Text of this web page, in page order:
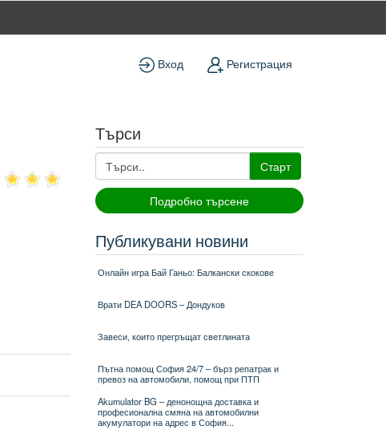
Регистрация
Вход
Търси
Старт
Подробно търсене
Публикувани новини
Онлайн игра Бай Ганьо: Балкански скокове
Врати DEA DOORS – Дондуков
Завеси, които прегръщат светлината
Пътна помощ София 24/7 – бърз репатрак и
превоз на автомобили, помощ при ПТП
Akumulator BG – денонощна доставка и
професионална смяна на автомобилни
акумулатори на адрес в София...